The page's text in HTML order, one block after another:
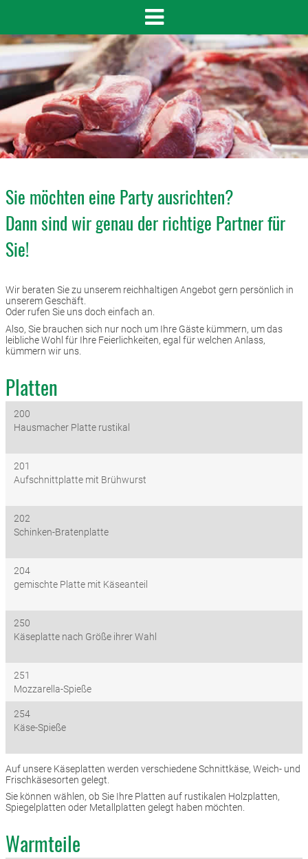
Sie möchten eine Party ausrichten?
Dann sind wir genau der richtige Partner für
Sie!
Wir beraten Sie zu unserem reichhaltigen Angebot gern persönlich in
unserem Geschäft.
Oder rufen Sie uns doch einfach an.
Also, Sie brauchen sich nur noch um Ihre Gäste kümmern, um das
leibliche Wohl für Ihre Feierlichkeiten, egal für welchen Anlass,
kümmern wir uns.
Platten
200
Hausmacher Platte rustikal
201
Aufschnittplatte mit Brühwurst
202
Schinken-Bratenplatte
204
gemischte Platte mit Käseanteil
250
Käseplatte nach Größe ihrer Wahl
251
Mozzarella-Spieße
254
Käse-Spieße
Auf unsere Käseplatten werden verschiedene Schnittkäse, Weich- und
Frischkäsesorten gelegt.
Sie können wählen, ob Sie Ihre Platten auf rustikalen Holzplatten,
Spiegelplatten oder Metallplatten gelegt haben möchten.
Warmteile